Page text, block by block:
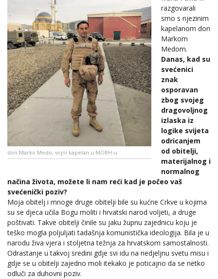
don Marko Medo, vojni kapelan u MORH-u
razgovarali
smo s njezinim
kapelanom don
Markom
Medom.
Danas, kad su
svećenici
znak
osporavan
zbog svojeg
dragovoljnog
izlaska iz
logike svijeta
odricanjem
od obitelji,
materijalnog i
normalnog
načina života, možete li nam reći kad je počeo vaš
svećenički poziv?
Moja obitelj i mnoge druge obitelji bile su kućne Crkve u kojima
su se djeca učila Bogu moliti i hrvatski narod voljeti, a druge
poštivati. Takve obitelji činile su jaku župnu zajednicu koju je
teško mogla poljuljati tadašnja komunistička ideologija. Bila je u
narodu živa vjera i stoljetna težnja za hrvatskom samostalnosti.
Odrastanje u takvoj sredini gdje svi idu na nedjeljnu svetu misu i
gdje se u obitelji zajedno moli itekako je poticajno da se netko
odluči za duhovni poziv.